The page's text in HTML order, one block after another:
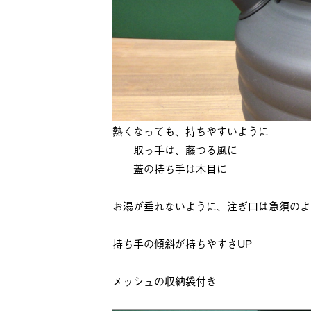
熱くなっても、持ちやすいように
取っ手は、藤つる風に
蓋の持ち手は木目に
お湯が垂れないように、注ぎ口は急須の
持ち手の傾斜が持ちやすさUP
メッシュの収納袋付き